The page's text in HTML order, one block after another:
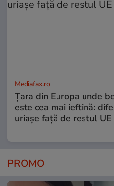
Mediafax.ro
Țara din Europa unde
este cea mai ieftină:
uriașe față de restul UE
PROMO